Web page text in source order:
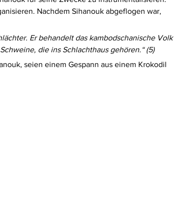
Nachdem Sihanouk abgeflogen war,
Er behandelt das kambodschanische Volk
die ins Schlachthaus gehören.“ (5)
seien einem Gespann aus einem Krokodil